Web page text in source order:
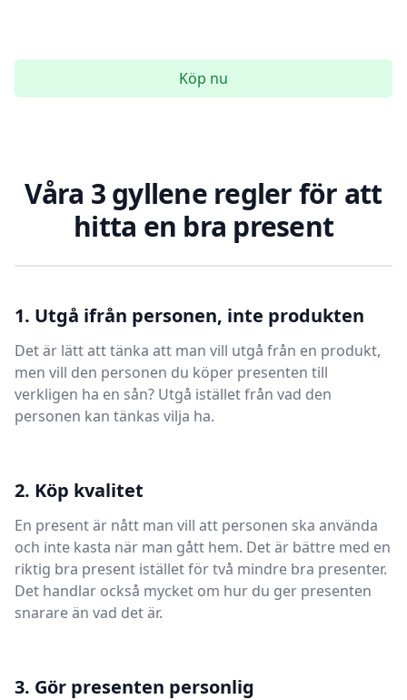
Köp nu
Våra 3 gyllene regler för att
hitta en bra present
1. Utgå ifrån personen, inte produkten
Det är lätt att tänka att man vill utgå från en produkt,
men vill den personen du köper presenten till
verkligen ha en sån? Utgå istället från vad den
personen kan tänkas vilja ha.
2. Köp kvalitet
En present är nått man vill att personen ska använda
och inte kasta när man gått hem. Det är bättre med en
riktig bra present istället för två mindre bra presenter.
Det handlar också mycket om hur du ger presenten
snarare än vad det är.
3. Gör presenten personlig